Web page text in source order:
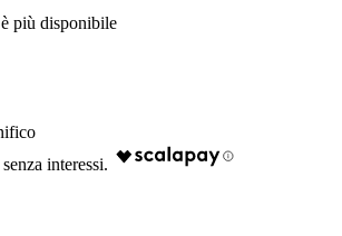
più disponibile